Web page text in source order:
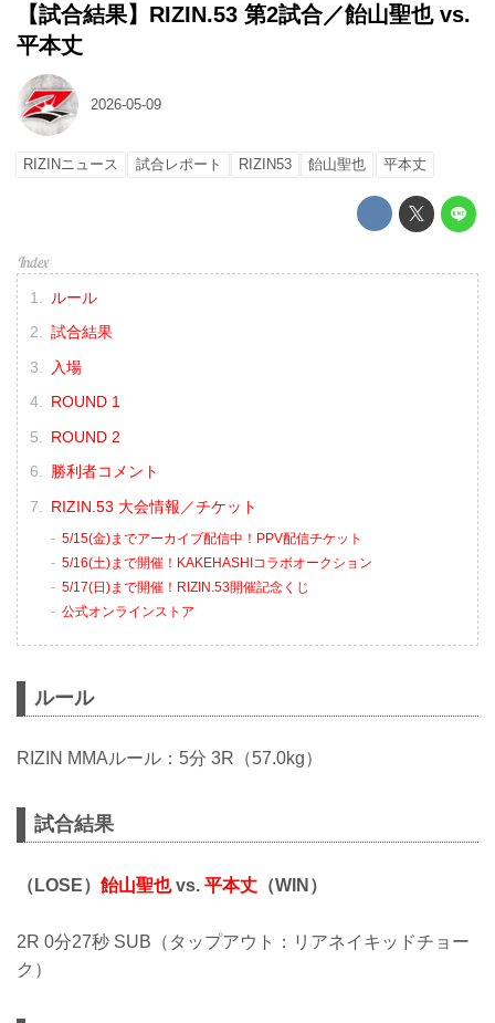
【試合結果】RIZIN.53 第2試合／飴山聖也 vs.
平本丈
2026-05-09
RIZINニュース 試合レポート RIZIN53 飴山聖也 平本丈
ルール
試合結果
入場
ROUND 1
ROUND 2
勝利者コメント
RIZIN.53 大会情報／チケット
5/15(金)までアーカイブ配信中！PPV配信チケット
5/16(土)まで開催！KAKEHASHIコラボオークション
5/17(日)まで開催！RIZIN.53開催記念くじ
公式オンラインストア
ルール
RIZIN MMAルール：5分 3R（57.0kg）
試合結果
（LOSE） 飴山聖也vs. 平本丈 （WIN）
2R 0分27秒 SUB（タップアウト：リアネイキッドチョー
ク）